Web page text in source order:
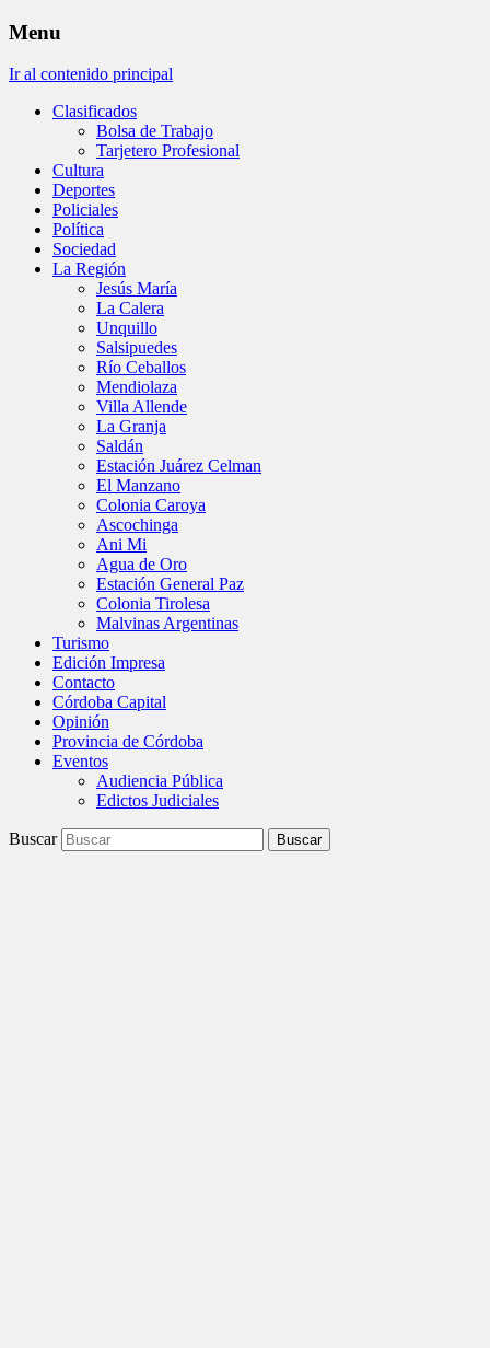
Menu
Ir al contenido principal
Clasificados
Bolsa de Trabajo
Tarjetero Profesional
Cultura
Deportes
Policiales
Política
Sociedad
La Región
Jesús María
La Calera
Unquillo
Salsipuedes
Río Ceballos
Mendiolaza
Villa Allende
La Granja
Saldán
Estación Juárez Celman
El Manzano
Colonia Caroya
Ascochinga
Ani Mi
Agua de Oro
Estación General Paz
Colonia Tirolesa
Malvinas Argentinas
Turismo
Edición Impresa
Contacto
Córdoba Capital
Opinión
Provincia de Córdoba
Eventos
Audiencia Pública
Edictos Judiciales
Buscar